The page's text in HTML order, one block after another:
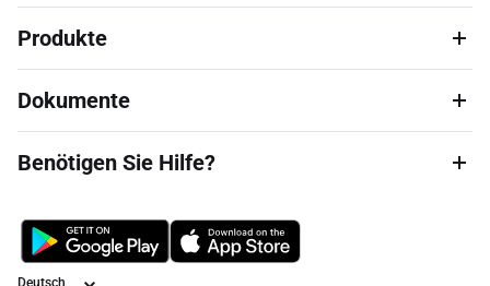
Produkte
Dokumente
Benötigen Sie Hilfe?